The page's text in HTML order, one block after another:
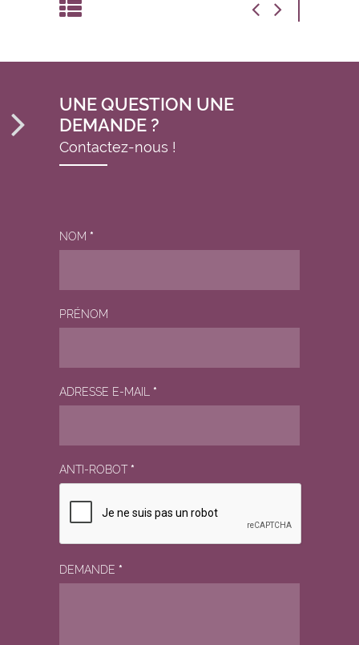
UNE QUESTION UNE
DEMANDE ?
Contactez-nous !
NOM *
PRÉNOM
ADRESSE E-MAIL *
ANTI-ROBOT *
DEMANDE *